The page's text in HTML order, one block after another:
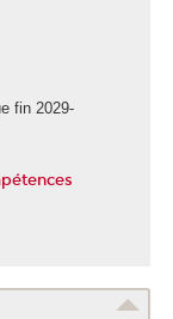
fin 2029-